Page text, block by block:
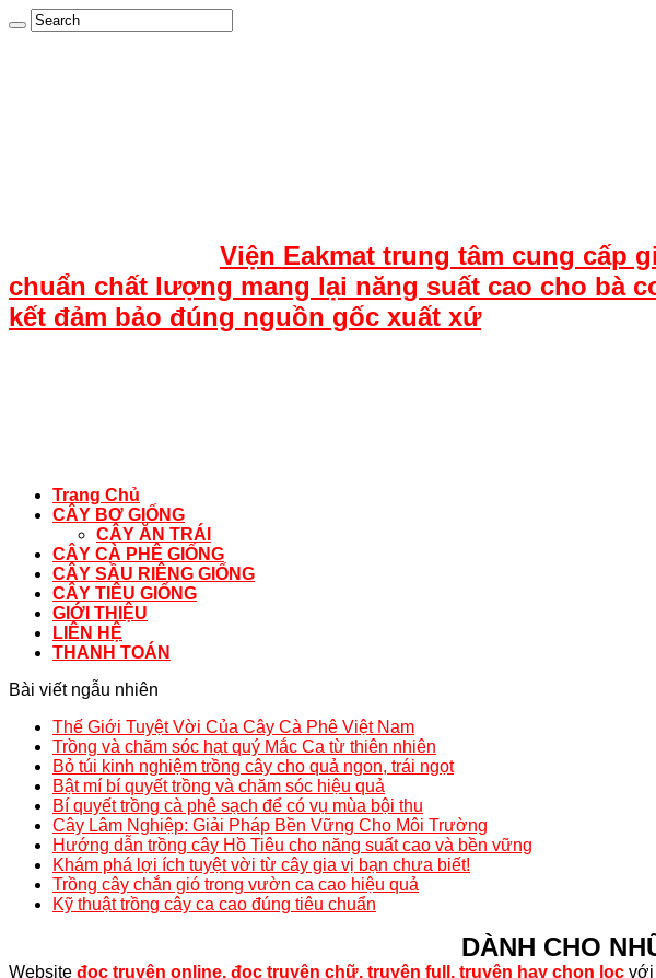
Viện Eakmat trung tâm cung cấp
chuẩn chất lượng mang lại năng suất cao cho bà
kết đảm bảo đúng nguồn gốc xuất xứ
Trang Chủ
CÂY BƠ GIỐNG
CÂY ĂN TRÁI
CÂY CÀ PHÊ GIỐNG
CÂY SẦU RIÊNG GIỐNG
CÂY TIÊU GIỐNG
GIỚI THIỆU
LIÊN HỆ
THANH TOÁN
Bài viết ngẫu nhiên
Thế Giới Tuyệt Vời Của Cây Cà Phê Việt Nam
Trồng và chăm sóc hạt quý Mắc Ca từ thiên nhiên
Bỏ túi kinh nghiệm trồng cây cho quả ngon, trái ngọt
Bật mí bí quyết trồng và chăm sóc hiệu quả
Bí quyết trồng cà phê sạch để có vụ mùa bội thu
Cây Lâm Nghiệp: Giải Pháp Bền Vững Cho Môi Trường
Hướng dẫn trồng cây Hồ Tiêu cho năng suất cao và bền vững
Khám phá lợi ích tuyệt vời từ cây gia vị bạn chưa biết!
Trồng cây chắn gió trong vườn ca cao hiệu quả
Kỹ thuật trồng cây ca cao đúng tiêu chuẩn
DÀNH CHO
Website đọc truyện online, đọc truyện chữ, truyện full, truyện hay chọn lọc với